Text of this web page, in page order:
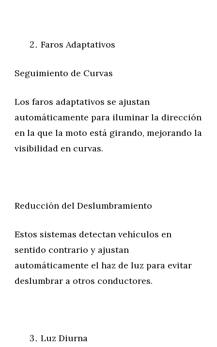
Faros Adaptativos
Seguimiento de Curvas
Los faros adaptativos se ajustan
automáticamente para iluminar la dirección
en la que la moto está girando, mejorando la
visibilidad en curvas.
Reducción del Deslumbramiento
Estos sistemas detectan vehículos en
sentido contrario y ajustan
automáticamente el haz de luz para evitar
deslumbrar a otros conductores.
Luz Diurna